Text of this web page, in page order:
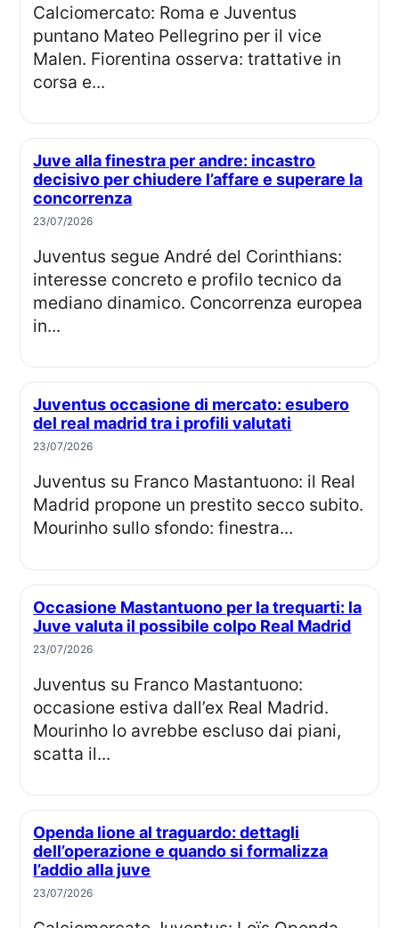
Calciomercato: Roma e Juventus
puntano Mateo Pellegrino per il vice
Malen. Fiorentina osserva: trattative in
corsa e...
Juve alla finestra per andre: incastro
decisivo per chiudere l’affare e superare la
concorrenza
23/07/2026
Juventus segue André del Corinthians:
interesse concreto e profilo tecnico da
mediano dinamico. Concorrenza europea
in...
Juventus occasione di mercato: esubero
del real madrid tra i profili valutati
23/07/2026
Juventus su Franco Mastantuono: il Real
Madrid propone un prestito secco subito.
Mourinho sullo sfondo: finestra...
Occasione Mastantuono per la trequarti: la
Juve valuta il possibile colpo Real Madrid
23/07/2026
Juventus su Franco Mastantuono:
occasione estiva dall’ex Real Madrid.
Mourinho lo avrebbe escluso dai piani,
scatta il...
Openda lione al traguardo: dettagli
dell’operazione e quando si formalizza
l’addio alla juve
23/07/2026